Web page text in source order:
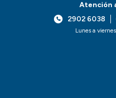
Atención
2902 6038
Lunes a